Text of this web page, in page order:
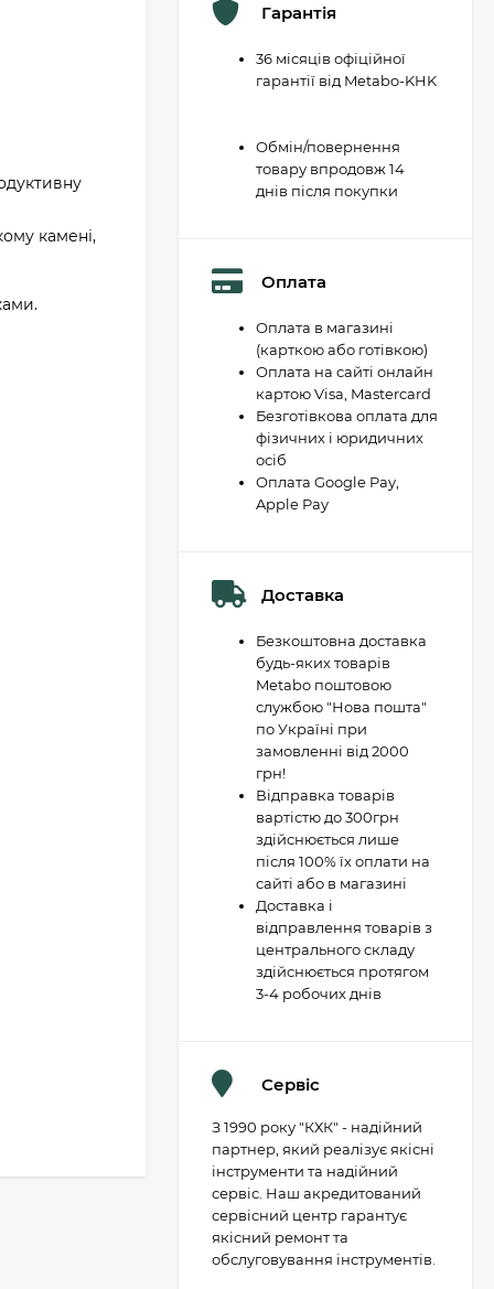
камені,
Гарантія
36 місяців офіційної
гарантії від Metabo-KHK
Обмін/повернення
товару впродовж 14
днів після покупки
Оплата
Оплата в магазині
(карткою або готівкою)
Оплата на сайті онлайн
картою Visa, Mastercard
Безготівкова оплата для
фізичних і юридичних
осіб
Оплата Google Pay,
Apple Pay
Доставка
Безкоштовна доставка
будь-яких товарів
Metabo поштовою
службою "Нова пошта"
по Україні при
замовленні від 2000
грн!
Відправка товарів
вартістю до 300грн
здійснюється лише
після 100% їх оплати на
сайті або в магазині
Доставка і
відправлення товарів з
центрального складу
здійснюється протягом
3-4 робочих днів
Сервіс
З 1990 року "КХК" - надійний
партнер, який реалізує якісні
інструменти та надійний
сервіс. Наш акредитований
сервісний центр гарантує
якісний ремонт та
обслуговування інструментів.